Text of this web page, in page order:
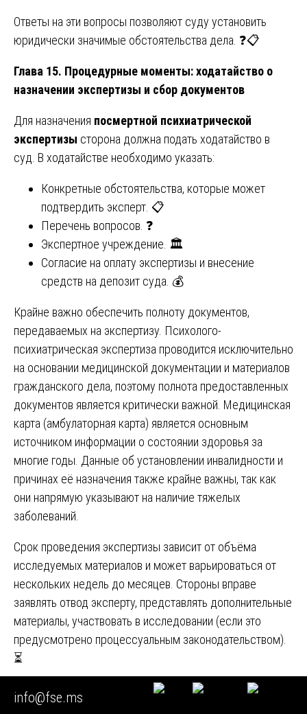
Ответы на эти вопросы позволяют суду установить
юридически значимые обстоятельства дела. ❓📋
Глава 15. Процедурные моменты: ходатайство о
назначении экспертизы и сбор документов
Для назначения посмертной психиатрической
экспертизы сторона должна подать ходатайство в
суд. В ходатайстве необходимо указать:
Конкретные обстоятельства, которые может
подтвердить эксперт. 📋
Перечень вопросов. ❓
Экспертное учреждение. 🏛️
Согласие на оплату экспертизы и внесение
средств на депозит суда. 💰
Крайне важно обеспечить полноту документов,
передаваемых на экспертизу. Психолого-
психиатрическая экспертиза проводится исключительно
на основании медицинской документации и материалов
гражданского дела, поэтому полнота предоставленных
документов является критически важной. Медицинская
карта (амбулаторная карта) является основным
источником информации о состоянии здоровья за
многие годы. Данные об установлении инвалидности и
причинах её назначения также крайне важны, так как
они напрямую указывают на наличие тяжелых
заболеваний.
Срок проведения экспертизы зависит от объёма
исследуемых материалов и может варьироваться от
нескольких недель до месяцев. Стороны вправе
заявлять отвод эксперту, представлять дополнительные
материалы, участвовать в исследовании (если это
предусмотрено процессуальным законодательством).
⏳
Глава 16. Рецензирование в судебном процессе:
практика Верховного Суда
info@fse.ms